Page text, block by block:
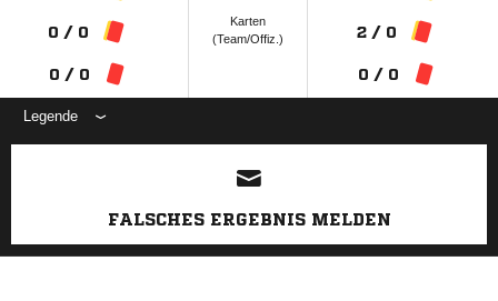
0 / 0
0 / 0
Karten
(Team/Offiz.)
2 / 0
0 / 0
Legende
ANZEIGE
FALSCHES ERGEBNIS MELDEN